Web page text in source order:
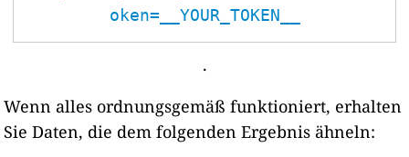
oken=__YOUR_TOKEN__
.
Wenn alles ordnungsgemäß funktioniert, erhalten
Sie Daten, die dem folgenden Ergebnis ähneln: